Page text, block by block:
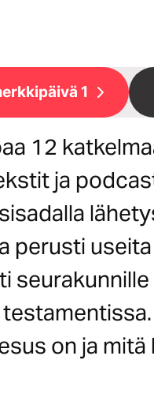
1
12
ja
perusti
on ja